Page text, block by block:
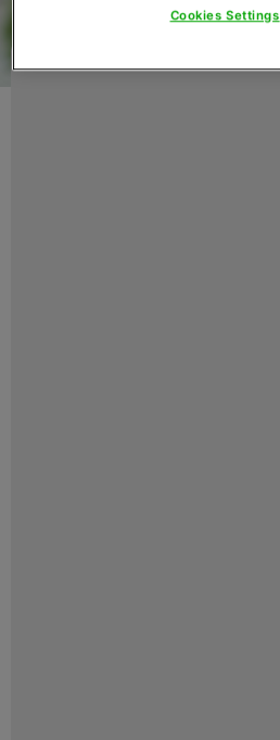
Cookies Settings